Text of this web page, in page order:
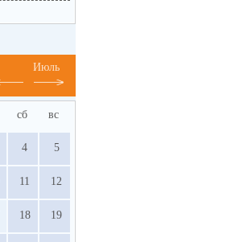
Июль
сб вс
4 5
11 12
18 19